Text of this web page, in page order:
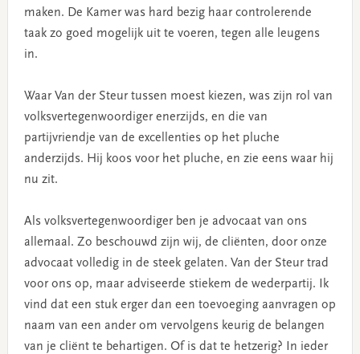
maken. De Kamer was hard bezig haar controlerende
taak zo goed mogelijk uit te voeren, tegen alle leugens
in.
Waar Van der Steur tussen moest kiezen, was zijn rol van
volksvertegenwoordiger enerzijds, en die van
partijvriendje van de excellenties op het pluche
anderzijds. Hij koos voor het pluche, en zie eens waar hij
nu zit.
Als volksvertegenwoordiger ben je advocaat van ons
allemaal. Zo beschouwd zijn wij, de cliënten, door onze
advocaat volledig in de steek gelaten. Van der Steur trad
voor ons op, maar adviseerde stiekem de wederpartij. Ik
vind dat een stuk erger dan een toevoeging aanvragen op
naam van een ander om vervolgens keurig de belangen
van je cliënt te behartigen. Of is dat te hetzerig? In ieder